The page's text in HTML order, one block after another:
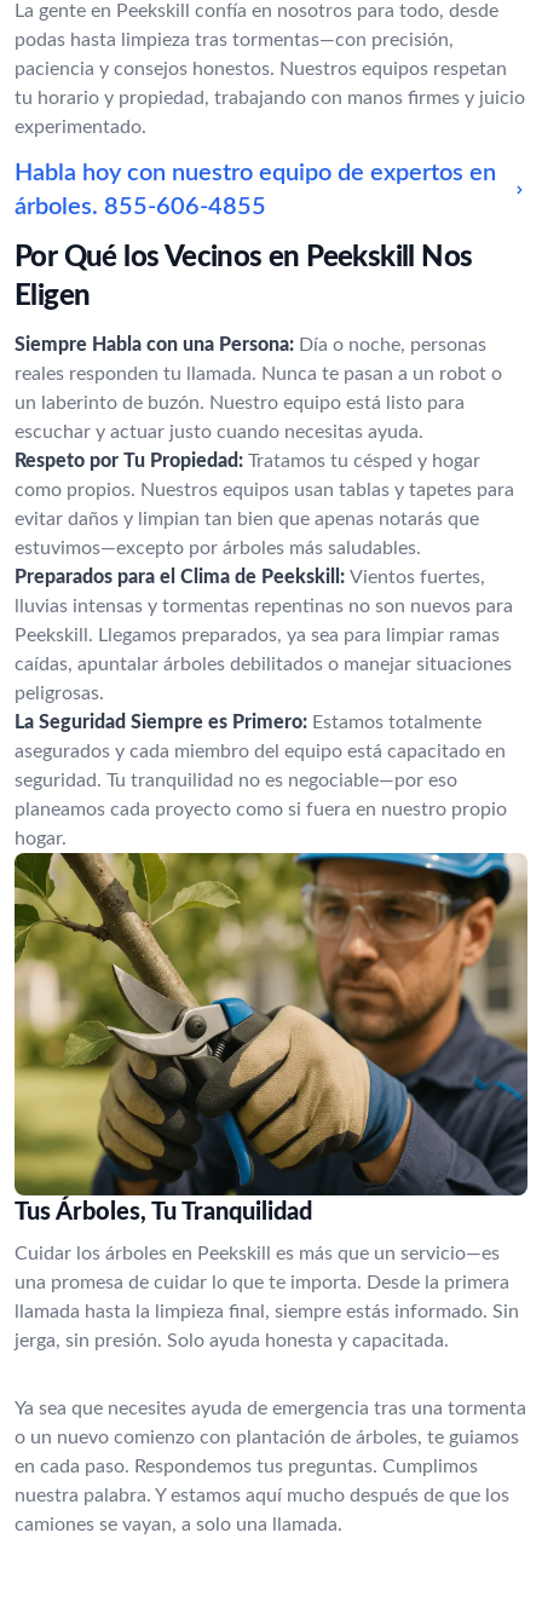
La gente en Peekskill confía en nosotros para todo, desde
podas hasta limpieza tras tormentas—con precisión,
paciencia y consejos honestos. Nuestros equipos respetan
tu horario y propiedad, trabajando con manos firmes y juicio
experimentado.
Habla hoy con nuestro equipo de expertos en
árboles. 855-606-4855
Por Qué los Vecinos en Peekskill Nos
Eligen
Siempre Habla con una Persona: Día o noche, personas
reales responden tu llamada. Nunca te pasan a un robot o
un laberinto de buzón. Nuestro equipo está listo para
escuchar y actuar justo cuando necesitas ayuda.
Respeto por Tu Propiedad: Tratamos tu césped y hogar
como propios. Nuestros equipos usan tablas y tapetes para
evitar daños y limpian tan bien que apenas notarás que
estuvimos—excepto por árboles más saludables.
Preparados para el Clima de Peekskill: Vientos fuertes,
lluvias intensas y tormentas repentinas no son nuevos para
Peekskill. Llegamos preparados, ya sea para limpiar ramas
caídas, apuntalar árboles debilitados o manejar situaciones
peligrosas.
La Seguridad Siempre es Primero: Estamos totalmente
asegurados y cada miembro del equipo está capacitado en
seguridad. Tu tranquilidad no es negociable—por eso
planeamos cada proyecto como si fuera en nuestro propio
hogar.
Tus Árboles, Tu Tranquilidad
Cuidar los árboles en Peekskill es más que un servicio—es
una promesa de cuidar lo que te importa. Desde la primera
llamada hasta la limpieza final, siempre estás informado. Sin
jerga, sin presión. Solo ayuda honesta y capacitada.
Ya sea que necesites ayuda de emergencia tras una tormenta
o un nuevo comienzo con plantación de árboles, te guiamos
en cada paso. Respondemos tus preguntas. Cumplimos
nuestra palabra. Y estamos aquí mucho después de que los
camiones se vayan, a solo una llamada.